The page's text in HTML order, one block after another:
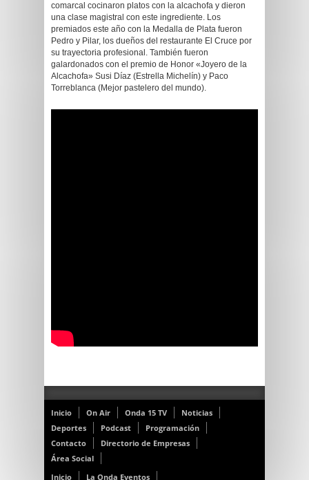
comarcal cocinaron platos con la alcachofa y dieron
una clase magistral con este ingrediente. Los
premiados este año con la Medalla de Plata fueron
Pedro y Pilar, los dueños del restaurante El Cruce por
su trayectoria profesional. También fueron
galardonados con el premio de Honor «Joyero de la
Alcachofa» Susi Díaz (Estrella Michelín) y Paco
Torreblanca (Mejor pastelero del mundo).
Inicio On Air Onda 15 TV
Noticias
Deportes
Podcast
Programación
Contacto
Directorio de Empresas
Área Social
Inicio
La Onda Eventos